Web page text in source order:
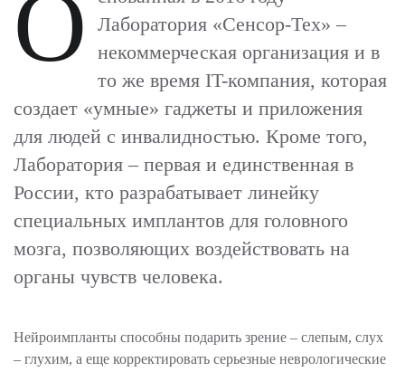
О
Лаборатория «Сенсор-Тех» –
некоммерческая организация и в
то же время IT-компания, которая
создает «умные» гаджеты и приложения
для людей с инвалидностью. Кроме того,
Лаборатория – первая и единственная в
России, кто разрабатывает линейку
специальных имплантов для головного
мозга, позволяющих воздействовать на
органы чувств человека.
Нейроимпланты способны подарить зрение – слепым, слух
– глухим, а еще корректировать серьезные неврологические